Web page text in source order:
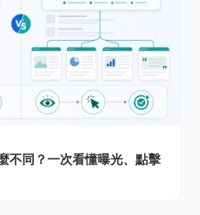
不同？一次看懂曝光、點擊